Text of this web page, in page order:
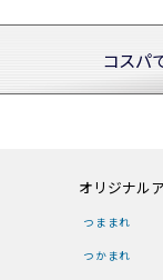
コスパ
オリジナル
つままれ
つかまれ